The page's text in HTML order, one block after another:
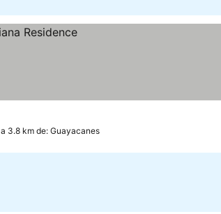
a 3.8 km de: Guayacanes